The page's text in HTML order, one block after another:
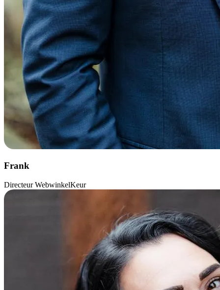
Frank
Directeur WebwinkelKeur